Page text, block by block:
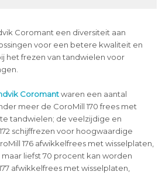
Coromant een diversiteit aan
voor een betere kwaliteit en
het frezen van tandwielen voor
Coromantwaren een aantal
meer de CoroMill 170 frees met
tandwielen; de veelzijdige en
schijffrezen voor hoogwaardige
176 afwikkelfrees met wisselplaten,
liefst 70 procent kan worden
afwikkelfrees met wisselplaten,